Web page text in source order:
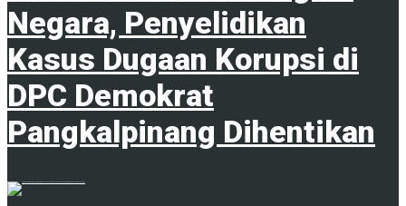
Negara, Penyelidikan
Kasus Dugaan Korupsi di
DPC Demokrat
Pangkalpinang Dihentikan